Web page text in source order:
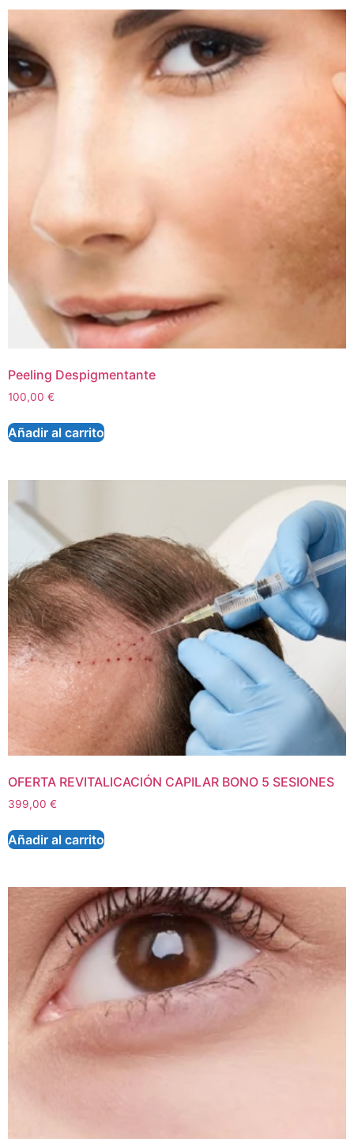
Peeling Despigmentante
100,00 €
Añadir al carrito
OFERTA REVITALICACIÓN CAPILAR BONO 5 SESIONES
399,00 €
Añadir al carrito